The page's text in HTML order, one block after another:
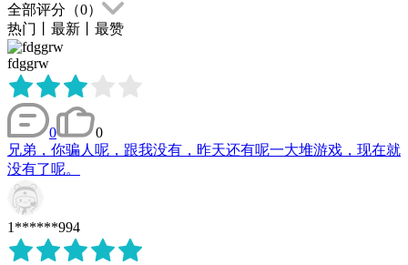
全部评分（0）
热门
最新 最赞
fdggrw
0
0
兄弟，你骗人呢，跟我没有，昨天还有呢一大堆游戏，现在就
没有了呢。
1******994